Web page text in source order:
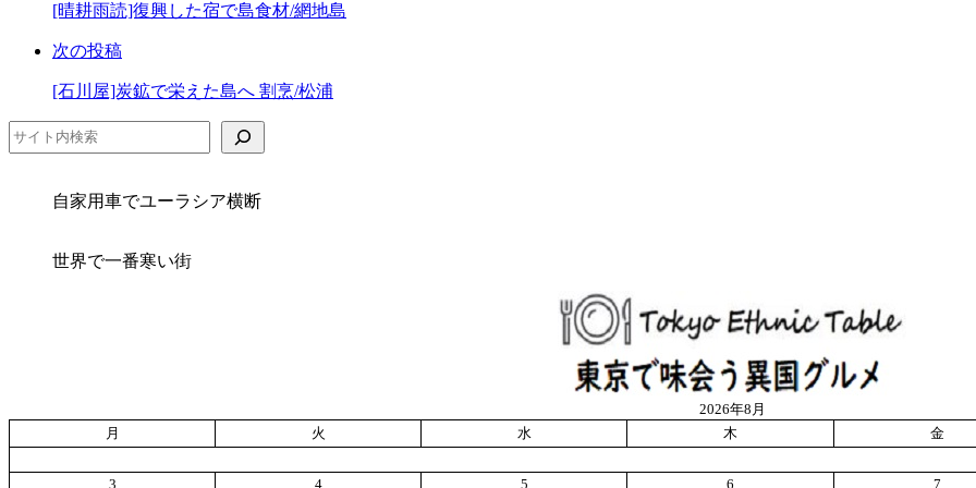
ー
に
存
ア
[晴耕雨読]復興した宿で島食材/網地島
次の投稿
[石川屋]炭鉱で栄えた島へ 割烹/松浦
検索
自家用車でユーラシア横断
世界で一番寒い街
2026年8月
月
火 水 木 金
3
4 5 6 7